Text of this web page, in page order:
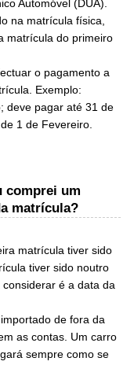
Automóvel (DUA).
na matrícula física,
matrícula do primeiro
o pagamento a
Exemplo:
deve pagar até 31 de
1 de Fevereiro.
comprei um
matrícula?
matrícula tiver sido
tiver sido noutro
é a data da
de fora da
as contas. Um carro
sempre como se